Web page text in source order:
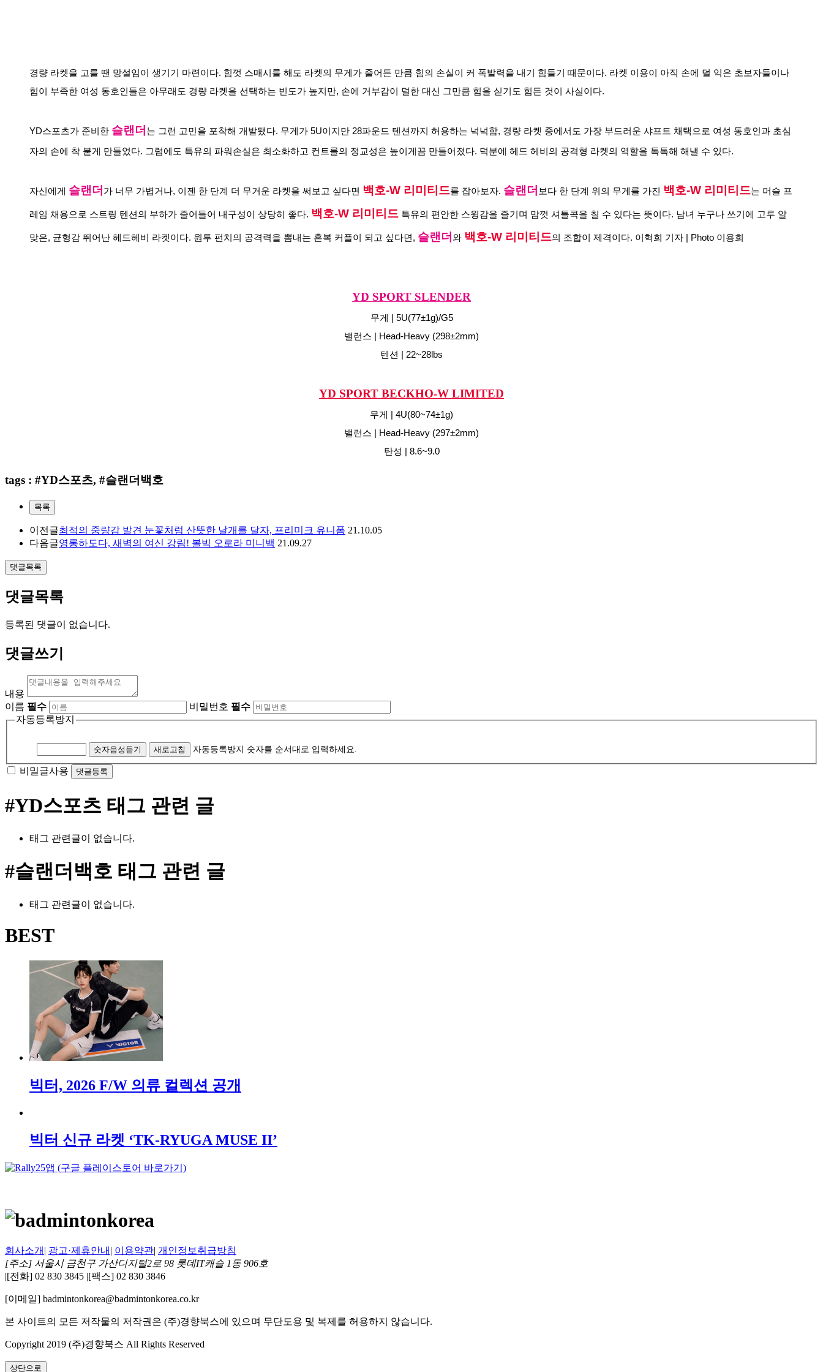
경량 라켓을 고를 땐 망설임이 생기기 마련이다. 힘껏 스매시를 해도 라켓의 무게가 줄어든 만큼 힘의 손실이 커 폭발력을 내기 힘들기 때문이다. 라켓 이용이 아직 손에 덜 익은 초보자들이나
힘이 부족한 여성 동호인들은 아무래도 경량 라켓을 선택하는 빈도가 높지만, 손에 거부감이 덜한 대신 그만큼 힘을 싣기도 힘든 것이 사실이다.
YD스포츠가 준비한 슬랜더 는 그런 고민을 포착해 개발됐다. 무게가 5U이지만 28파운드 텐션까지 허용하는 넉넉함, 경량 라켓 중에서도 가장 부드러운 샤프트 채택으로 여성 동호인과 초심
자의 손에 착 붙게 만들었다. 그럼에도 특유의 파워손실은 최소화하고 컨트롤의 정교성은 높이게끔 만들어졌다. 덕분에 헤드 헤비의 공격형 라켓의 역할을 톡톡해 해낼 수 있다.
자신에게 슬랜더 가 너무 가볍거나, 이젠 한 단계 더 무거운 라켓을 써보고 싶다면 백호-W 리미티드를 잡아보자. 슬랜더 보다 한 단계 위의 무게를 가진 백호-W 리미티드는 머슬 프
레임 채용으로 스트링 텐션의 부하가 줄어들어 내구성이 상당히 좋다. 백호-W 리미티드 특유의 편안한 스윙감을 즐기며 맘껏 셔틀콕을 칠 수 있다는 뜻이다. 남녀 누구나 쓰기에 고루 알
맞은, 균형감 뛰어난 헤드헤비 라켓이다. 원투 펀치의 공격력을 뽐내는 혼복 커플이 되고 싶다면, 슬랜더 와 백호-W 리미티드의 조합이 제격이다. 이혁희 기자 | Photo 이용희
YD SPORT SLENDER
무게 | 5U(77±1g)/G5
밸런스 | Head-Heavy (298±2mm)
텐션 | 22~28lbs
YD SPORT BECKHO-W LIMITED
무게 | 4U(80~74±1g)
밸런스 | Head-Heavy (297±2mm)
탄성 | 8.6~9.0
tags : #YD스포츠, #슬랜더백호
목록
이전글최적의 중량감 발견 눈꽃처럼 산뜻한 날개를 달자, 프리미크 유니폼 21.10.05
다음글영롱하도다, 새벽의 여신 강림! 볼빅 오로라 미니백 21.09.27
댓글목록
댓글목록
등록된 댓글이 없습니다.
댓글쓰기
내용
이름 필수 비밀번호 필수
자동등록방지
숫자음성듣기 새로고침 자동등록방지 숫자를 순서대로 입력하세요.
비밀글사용
#YD스포츠 태그 관련 글
태그 관련글이 없습니다.
#슬랜더백호 태그 관련 글
태그 관련글이 없습니다.
BEST
빅터, 2026 F/W 의류 컬렉션 공개
빅터 신규 라켓 ‘TK-RYUGA MUSE II’
회사소개 | 광고·제휴안내 | 이용약관| 개인정보취급방침
[주소] 서울시 금천구 가산디지털2로 98 롯데IT캐슬 1동 906호
|[전화] 02 830 3845 |[팩스] 02 830 3846
[이메일] badmintonkorea@badmintonkorea.co.kr
본 사이트의 모든 저작물의 저작권은 (주)경향북스에 있으며 무단도용 및 복제를 허용하지 않습니다.
Copyright 2019 (주)경향북스 All Rights Reserved
상단으로